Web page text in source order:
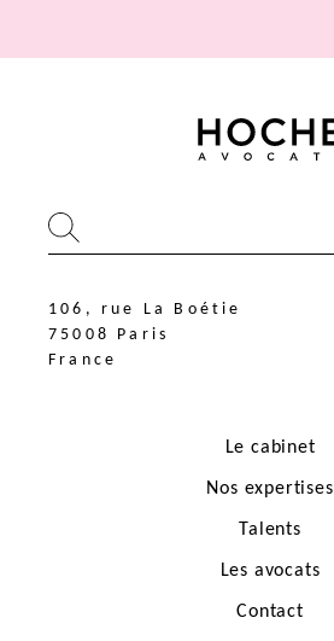
106, rue La Boétie
106, rue La Boétie
75008 Paris
France
Le cabinet
Nos expertises
Talents
Les avocats
Contact